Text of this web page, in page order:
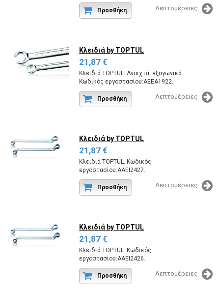
Προσθήκη Λεπτομέρειες
Κλειδιά by TOPTUL
21,87 €
Κλειδιά TOPTUL. Ανοιχτά, εξαγωνικά.
Κωδικός εργοστασίου:AEEA1922.
Προσθήκη Λεπτομέρειες
Κλειδιά by TOPTUL
21,87 €
Κλειδιά TOPTUL. Κωδικός
εργοστασίου:AAEI2427.
Προσθήκη Λεπτομέρειες
Κλειδιά by TOPTUL
21,87 €
Κλειδιά TOPTUL. Κωδικός
εργοστασίου:AAEI2426.
Προσθήκη Λεπτομέρειες